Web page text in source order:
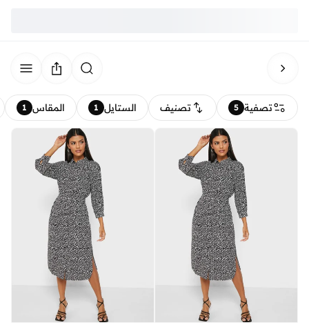
تصفية 5 تصنيف الستايل 1 المقاس 1